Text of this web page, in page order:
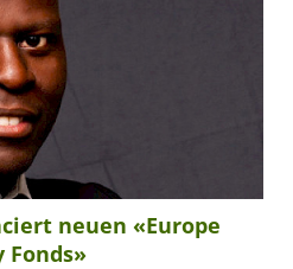
neuen «Europe
Fonds»